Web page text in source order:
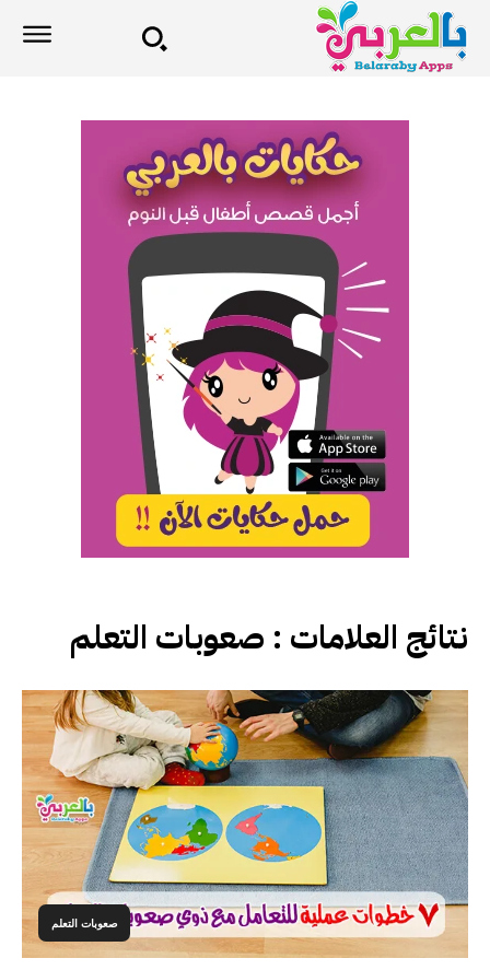
نتائج العلامات : صعوبات التعلم
صعوبات التعلم